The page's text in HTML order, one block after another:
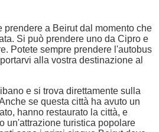
prendere a Beirut dal momento che
Si può prendere uno da Cipro e
Potete sempre prendere l'autobus
alla vostra destinazione al
e si trova direttamente sulla
se questa città ha avuto un
hanno restaurato la città, e
un'attrazione turistica popolare